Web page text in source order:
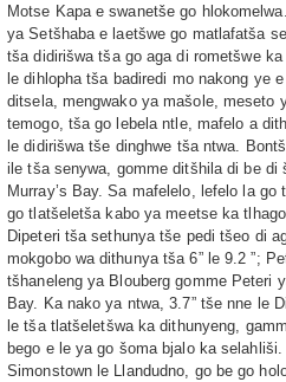
Motse Kapa e swanetše go
ya Setšhaba e laetšwe go matlafatša
tša didirišwa tša go aga di rometšwe
le dihlopha tša badiredi mo nakong ye
ditsela, mengwako ya mašole, meseto
temogo, tša go lebela ntle, mafelo a
le didirišwa tše dinghwe tša ntwa.
ile tša senywa, gomme ditšhila di be di
Murray’s Bay. Sa mafelelo, lefelo la
go tlatšeletša kabo ya meetse ka
Dipeteri tša sethunya tše pedi tšeo di
mokgobo wa dithunya tša 6” le 9.2 ”;
tšhaneleng ya Blouberg gomme Peteri
Bay. Ka nako ya ntwa, 3.7” tše nne le
le tša tlatšeletšwa ka dithunyeng,
bego e le ya go šoma bjalo ka
Simonstown le Llandudno, go be go